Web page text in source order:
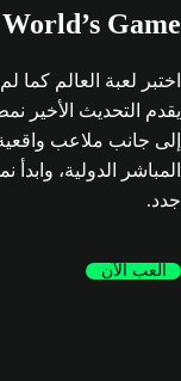
Game
إلى جانب ملاعب
المباشر الدولية،
جدد.
العب الآن